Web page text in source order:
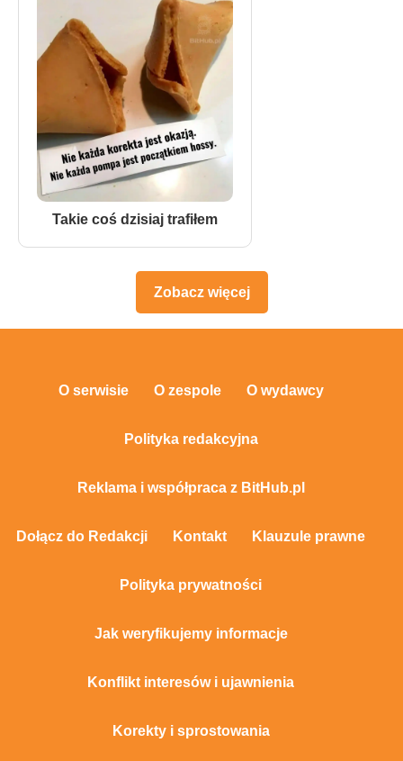
Takie coś dzisiaj trafiłem
Zobacz więcej
O serwisie O zespole O wydawcy
Polityka redakcyjna
Reklama i współpraca z BitHub.pl
Dołącz do Redakcji Kontakt Klauzule prawne
Polityka prywatności
Jak weryfikujemy informacje
Konflikt interesów i ujawnienia
Korekty i sprostowania